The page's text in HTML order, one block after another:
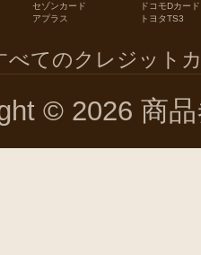
セゾンカード
ドコモDカード
アプラス トヨタTS3
べてのクレジット
© 2026 商